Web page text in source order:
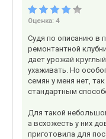
Оценка: 4
Судя по описанию в
ремонтантной
дает урожай
ухаживать. Но
семян у меня нет,
стандартным
Для такой
а всхожесть у них
приготовила для